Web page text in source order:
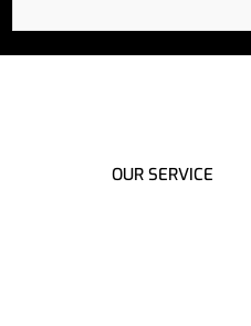
OUR SERVICE